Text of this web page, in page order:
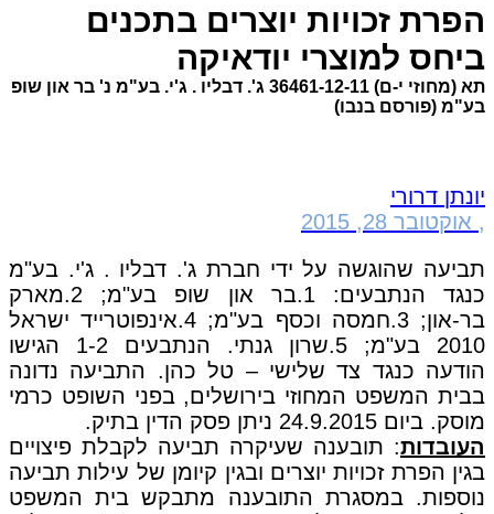
הפרת זכויות יוצרים בתכנים
ביחס למוצרי יודאיקה
תא (מחוזי י-ם) 36461-12-11 ג'. דבליו . ג'י. בע"מ נ' בר און שופ
בע"מ (פורסם בנבו)
יונתן דרורי
, אוקטובר 28, 2015
תביעה שהוגשה על ידי חברת ג'. דבליו . ג'י. בע"מ
כנגד הנתבעים: 1.בר און שופ בע"מ; 2.מארק
בר-און; 3.חמסה וכסף בע"מ; 4.אינפוטרייד ישראל
2010 בע"מ; 5.שרון גנתי. הנתבעים 1-2 הגישו
הודעה כנגד צד שלישי – טל כהן. התביעה נדונה
בבית המשפט המחוזי בירושלים, בפני השופט כרמי
מוסק. ביום 24.9.2015 ניתן פסק הדין בתיק.
העובדות: תובענה שעיקרה תביעה לקבלת פיצויים
בגין הפרת זכויות יוצרים ובגין קיומן של עילות תביעה
נוספות. במסגרת התובענה מתבקש בית המשפט